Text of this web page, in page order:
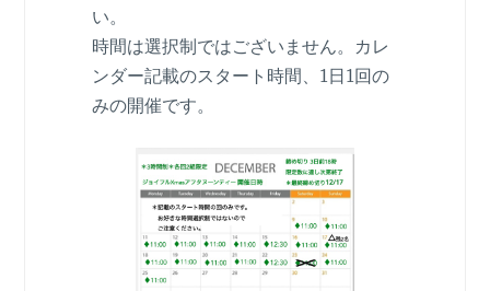
い。
時間は選択制ではございません。カレ
ンダー記載のスタート時間、1日1回の
みの開催です。